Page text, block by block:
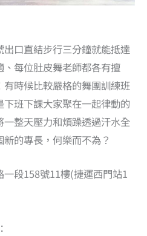
口直結步行三分鐘就能抵達
每位肚皮舞老師都各有擅
時候比較嚴格的舞團訓練班
班下課大家聚在一起律動的
整天壓力和煩躁透過汗水全
的專長，何樂而不為？
段158號11樓(捷運西門站1